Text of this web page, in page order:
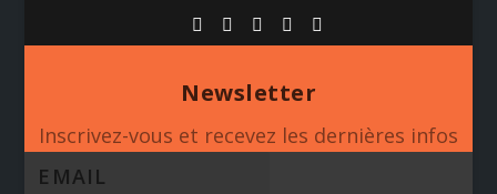
Newsletter
Inscrivez-vous et recevez les dernières infos